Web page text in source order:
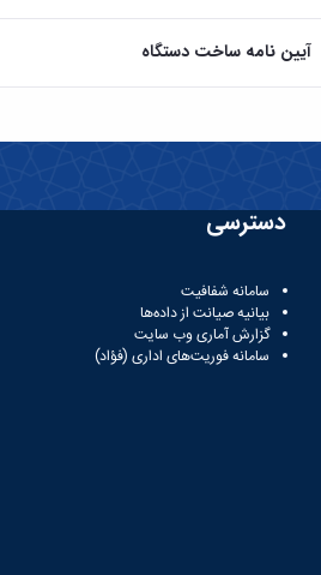
آیین نامه ساخت دستگاه
دسترسی
سامانه شفافیت
بیانیه صیانت از داده‌ها
گزارش آماری وب‌ سایت
سامانه فوریت‌های اداری (فؤاد)